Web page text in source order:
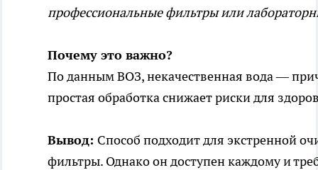
профессиональные фильтры или
Почему это важно?
По данным ВОЗ, некачественная вода —
простая обработка снижает риски для
Вывод: Способ подходит для экстренной
фильтры. Однако он доступен каждому и